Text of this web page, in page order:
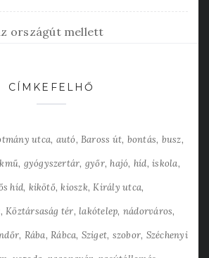
országút mellett
CÍMKEFELHŐ
utca autó Baross út bontás busz
gyógyszertár győr hajó híd iskola
híd kikötő kioszk Király utca
Köztársaság tér lakótelep nádorváros
Rába Rábca Sziget szobor Széchenyi